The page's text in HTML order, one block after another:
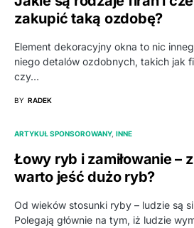
zakupić taką ozdobę?
Element dekoracyjny okna to nic
niego detalów ozdobnych, takich jak
czy…
BY RADEK
ARTYKUŁ SPONSOROWANY INNE
Łowy ryb i zamiłowanie –
warto jeść dużo ryb?
Od wieków stosunki ryby – ludzie są
Polegają głównie na tym, iż ludzie